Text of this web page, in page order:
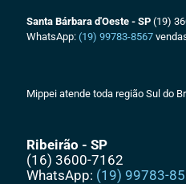
Santa Bárbara d'Oeste - SP (19)
WhatsApp: (19) 99783-8567
Mippei atende toda região Sul do
Ribeirão - SP
(16) 3600-7162
WhatsApp: (19) 99783-